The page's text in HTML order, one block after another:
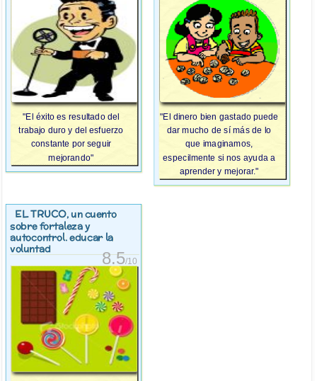
"El éxito es resultado del
trabajo duro y del esfuerzo
constante por seguir
mejorando"
"El dinero bien gastado puede
dar mucho de sí más de lo
que imaginamos,
especilmente si nos ayuda a
aprender y mejorar."
EL TRUCO, un cuento
sobre fortaleza y
autocontrol. educar la
voluntad
8.5/10